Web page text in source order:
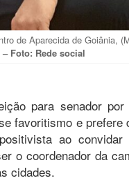
de Aparecida de Goiânia,
– Foto: Rede social
para senador
favoritismo e
ao
o coordenador da
cidades.